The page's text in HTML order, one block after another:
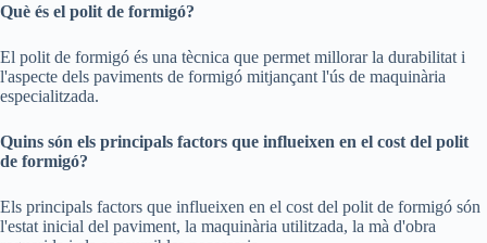
Què és el polit de formigó?
El polit de formigó és una tècnica que permet millorar la durabilitat i
l'aspecte dels paviments de formigó mitjançant l'ús de maquinària
especialitzada.
Quins són els principals factors que influeixen en el cost del polit
de formigó?
Els principals factors que influeixen en el cost del polit de formigó són
l'estat inicial del paviment, la maquinària utilitzada, la mà d'obra